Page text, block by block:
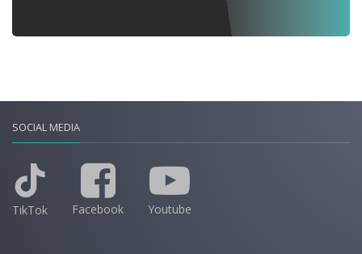
SOCIAL MEDIA
TikTok Facebook Youtube